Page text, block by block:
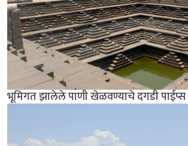
भूमिगत झालेले पाणी खेळवण्याचे दगडी पाईप्स